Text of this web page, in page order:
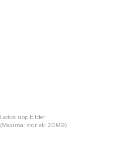
Ladda upp bilder
(Maximal storlek: 20MB)